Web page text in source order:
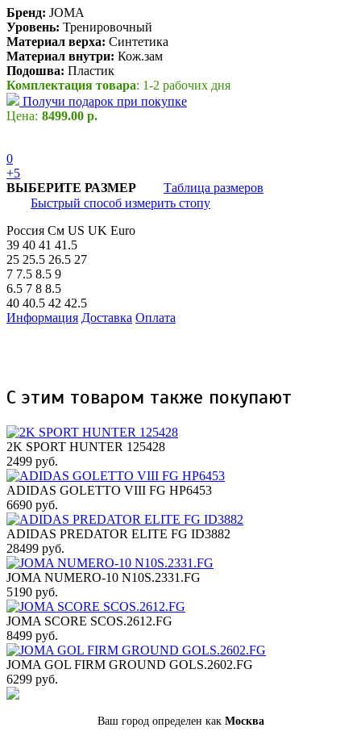
Бренд: JOMA
Уровень: Тренировочный
Материал верха: Синтетика
Материал внутри: Кож.зам
Подошва: Пластик
Комплектация товара: 1-2 рабочих дня
Получи подарок при покупке
Цена: 8499.00 р.
0
+5
ВЫБЕРИТЕ РАЗМЕР
Таблица размеров
Быстрый способ измерить стопу
Россия См US UK Euro
39 40 41 41.5
25 25.5 26.5 27
7 7.5 8.5 9
6.5 7 8 8.5
40 40.5 42 42.5
Информация Доставка Оплата
С этим товаром также покупают
2K SPORT HUNTER 125428
2499 руб.
ADIDAS GOLETTO VIII FG HP6453
6690 руб.
ADIDAS PREDATOR ELITE FG ID3882
28499 руб.
JOMA NUMERO-10 N10S.2331.FG
5190 руб.
JOMA SCORE SCOS.2612.FG
8499 руб.
JOMA GOL FIRM GROUND GOLS.2602.FG
6299 руб.
Ваш город определен как Москва